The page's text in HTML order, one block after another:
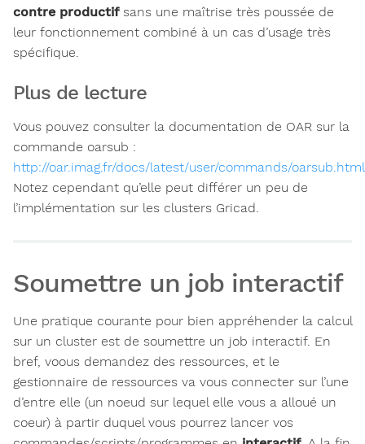
contre productifsans une maîtrise très poussée de
leur fonctionnement combiné à un cas d’usage très
spécifique.
Plus de lecture
Vous pouvez consulter la documentation de OAR sur la
commande oarsub :
http://oar.imag.fr/docs/latest/user/commands/oarsub.html
Notez cependant qu’elle peut différer un peu de
l’implémentation sur les clusters Gricad.
Soumettre un job interactif
Une pratique courante pour bien appréhender la calcul
sur un cluster est de soumettre un job interactif. En
bref, voous demandez des ressources, et le
gestionnaire de ressources va vous connecter sur l’une
d’entre elle (un noeud sur lequel elle vous a alloué un
coeur) à partir duquel vous pourrez lancer vos